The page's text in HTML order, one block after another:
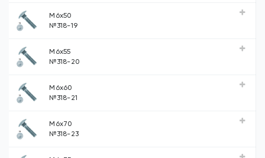
М6х50
№318-19
М6х55
№318-20
М6х60
№318-21
М6х70
№318-23